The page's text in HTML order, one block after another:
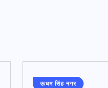
ऊधम सिंह नगर